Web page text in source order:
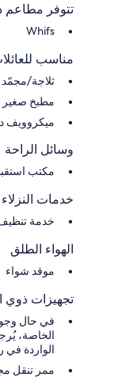
تتوفر مطاعم
Whifs
مناسب
ثلاجة/مجمّد
مطبخ صغير
ميكروويف
وسائل الراحة
مكتب
خدمات النزلاء
خدمة
الهواء الطلق
موقد شواء
تجهيزات ذوي
في حال
الخاصة،
الواردة في
ممر تنقل